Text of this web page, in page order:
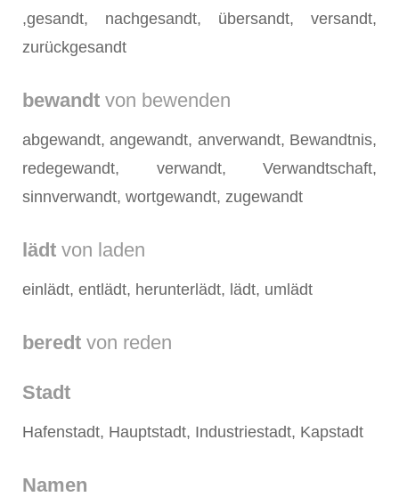
,gesandt, nachgesandt, übersandt, versandt,
zurückgesandt
bewandt von bewenden
abgewandt, angewandt, anverwandt, Bewandtnis,
redegewandt, verwandt, Verwandtschaft,
sinnverwandt, wortgewandt, zugewandt
lädt von laden
einlädt, entlädt, herunterlädt, lädt, umlädt
beredt von reden
Stadt
Hafenstadt, Hauptstadt, Industriestadt, Kapstadt
Namen